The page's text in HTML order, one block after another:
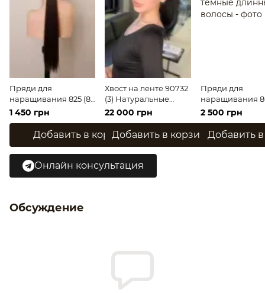
Пряди для
наращивания 825 (8)
Искусственные
русые длинные
волосы
1 450 грн
Добавить в корзину
Онлайн консультация
Хвост на ленте 90732
(3) Натуральные
тёмные волосы
средней длины
22 000 грн
Добавить в корзину
Пряди для
наращивания
37776 (4)
Искусственные
тёмные
волосы
2 500 грн
Добавить
Обсуждение